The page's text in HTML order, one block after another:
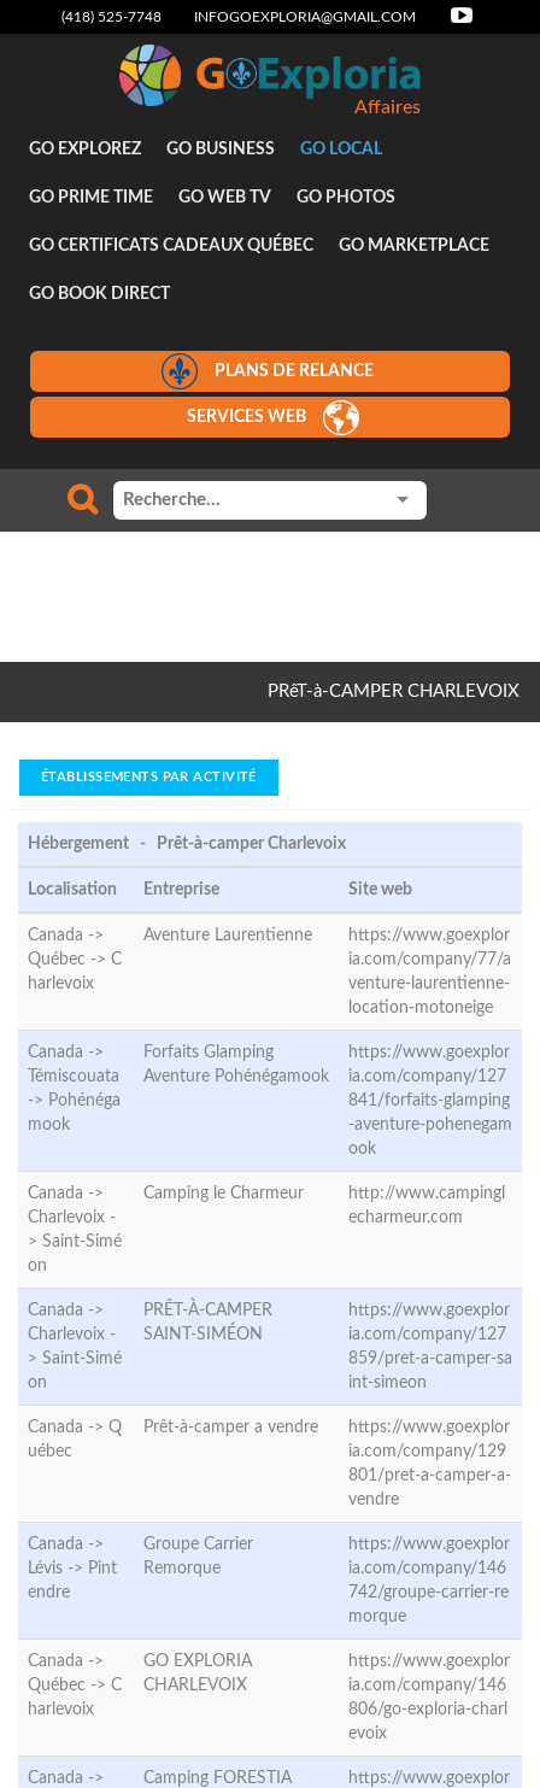
(418) 525-7748 INFOGOEXPLORIA@GMAIL.COM
Affaires
GO EXPLOREZ GO BUSINESS GO LOCAL
GO PRIME TIME GO WEB TV GO PHOTOS
GO CERTIFICATS CADEAUX QUÉBEC GO MARKETPLACE
GO BOOK DIRECT
PLANS DE RELANCE
SERVICES WEB
PRêT-à-CAMPER CHARLEVOIX
ÉTABLISSEMENTS PAR ACTIVITÉ
Hébergement - Prêt-à-camper Charlevoix
Localisation Entreprise Site web
Canada ->
Québec -> C
harlevoix
Aventure Laurentienne
https://www.goexplor
ia.com/company/77/a
venture-laurentienne-
location-motoneige
Canada ->
Témiscouata
-> Pohénéga
mook
Forfaits Glamping
Aventure Pohénégamook
https://www.goexplor
ia.com/company/127
841/forfaits-glamping
-aventure-pohenegam
ook
Canada ->
Charlevoix -
> Saint-Simé
on
Camping le Charmeur
http://www.campingl
echarmeur.com
Canada ->
Charlevoix -
> Saint-Simé
on
PRÊT-À-CAMPER
SAINT-SIMÉON
https://www.goexplor
ia.com/company/127
859/pret-a-camper-sa
int-simeon
Canada -> Q
uébec
Prêt-à-camper a vendre
https://www.goexplor
ia.com/company/129
801/pret-a-camper-a-
vendre
Canada ->
Lévis -> Pint
endre
Groupe Carrier
Remorque
https://www.goexplor
ia.com/company/146
742/groupe-carrier-re
morque
Canada ->
Québec -> C
harlevoix
GO EXPLORIA
CHARLEVOIX
https://www.goexplor
ia.com/company/146
806/go-exploria-charl
evoix
Canada ->
Camping FORESTIA
https://www.goexplor